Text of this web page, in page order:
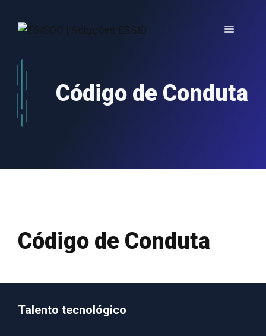
para
Menu
Código de Conduta
Código de Conduta
Talento tecnológico